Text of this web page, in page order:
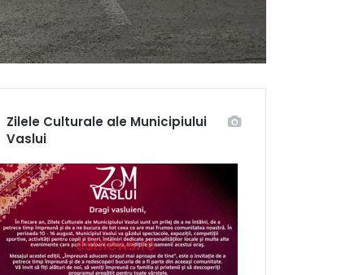
Zilele Culturale ale Municipiului
Vaslui